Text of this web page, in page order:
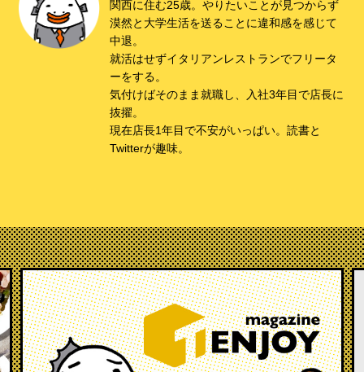
関西に住む25歳。やりたいことが見つからず
漠然と大学生活を送ることに違和感を感じて
中退。
就活はせずイタリアンレストランでフリータ
ーをする。
気付けばそのまま就職し、入社3年目で店長に
抜擢。
現在店長1年目で不安がいっぱい。読書と
Twitterが趣味。